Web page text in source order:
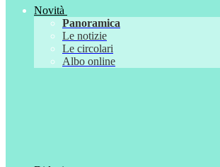
Novità
Panoramica
Le notizie
Le circolari
Albo online